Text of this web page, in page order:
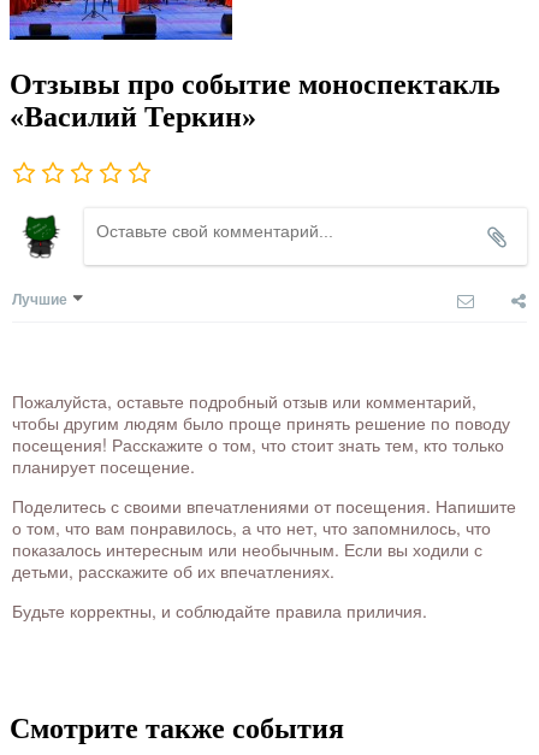
Отзывы про событие моноспектакль
«Василий Теркин»
Лучшие
Пожалуйста, оставьте подробный отзыв или комментарий,
чтобы другим людям было проще принять решение по поводу
посещения! Расскажите о том, что стоит знать тем, кто только
планирует посещение.
Поделитесь с своими впечатлениями от посещения. Напишите
о том, что вам понравилось, а что нет, что запомнилось, что
показалось интересным или необычным. Если вы ходили с
детьми, расскажите об их впечатлениях.
Будьте корректны, и соблюдайте правила приличия.
Смотрите также события